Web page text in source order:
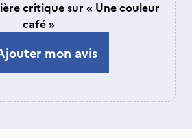
critique sur « Une couleur
café »
mon avis